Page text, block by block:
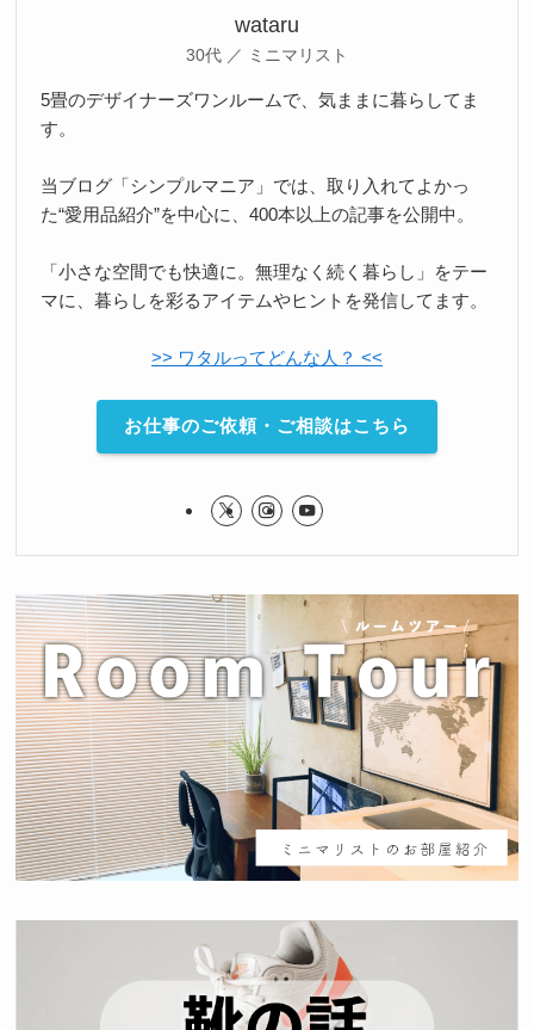
wataru
30代 ／ ミニマリスト
5畳のデザイナーズワンルームで、気ままに暮らしてま
す。
当ブログ「シンプルマニア」では、取り入れてよかっ
た“愛用品紹介”を中心に、400本以上の記事を公開中。
「小さな空間でも快適に。無理なく続く暮らし」をテー
マに、暮らしを彩るアイテムやヒントを発信してます。
>> ワタルってどんな人？ <<
お仕事のご依頼・ご相談はこちら